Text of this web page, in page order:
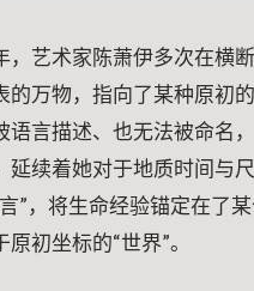
，艺术家陈萧伊多次在横
的万物，指向了某种原初
语言描述、也无法被命名
延续着她对于地质时间与
”，将生命经验锚定在了
原初坐标的“世界”。